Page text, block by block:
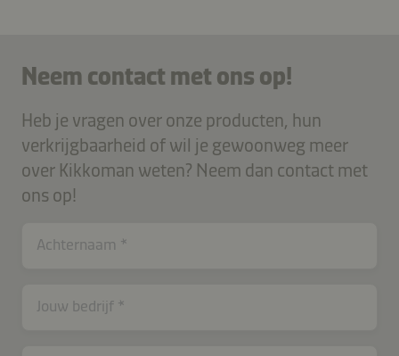
Neem contact met ons op!
Heb je vragen over onze producten, hun
verkrijgbaarheid of wil je gewoonweg meer
over Kikkoman weten? Neem dan contact met
ons op!
B2B-
9iuqk
Achternaam
Jouw bedrijf